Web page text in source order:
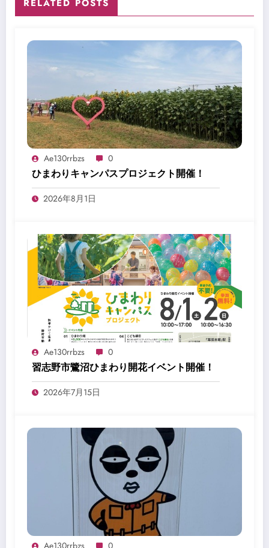
RELATED POSTS
Ae130rrbzs 0
ひまわりキャンパスプロジェクト開催！
2026年8月1日
Ae130rrbzs 0
習志野市鷺沼ひまわり開花イベント開催！
2026年7月15日